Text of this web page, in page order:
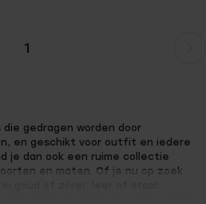
1
gedragen worden door
en geschikt voor outfit en iedere
je dan ook een ruime collectie
en maten. Of je nu op zoek